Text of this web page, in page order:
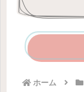
ホーム